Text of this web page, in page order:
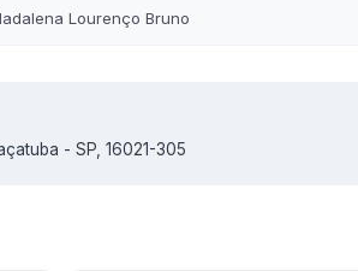
Lourenço Bruno
- SP, 16021-305